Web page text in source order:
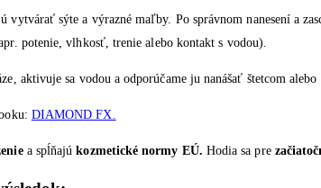
vytvárať sýte a výrazné maľby. Po správnom nanesení a
potenie, vlhkosť, trenie alebo kontakt s vodou).
aktivuje sa vodou a odporúčame ju nanášať štetcom alebo
DIAMOND FX.
a spĺňajúkozmetické normy EÚ. Hodia sa pre